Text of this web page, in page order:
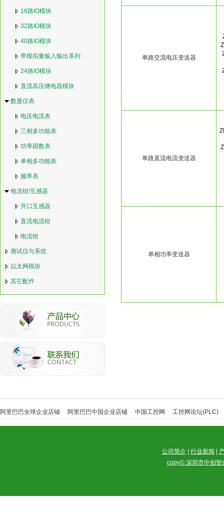
16路IO模块
32路IO模块
40路IO模块
带模拟量输入输出系列
24路IO模块
直流高压继电器模块
数显仪表
电压电流表
三相多功能表
功率因数表
单相多功能表
频率表
电流钳/互感器
开口互感器
直流电流钳
电流钳
测试仪与系统
以太网模块
其它配件
单路交流电压变送器
单路直流电流变送器
单相功率变送器
阿里巴巴全球企业店铺 阿里巴巴中国企业店铺 中国工控网 工控网论坛(PLC)
公司简介| 行业新闻
copy© 深圳市中创